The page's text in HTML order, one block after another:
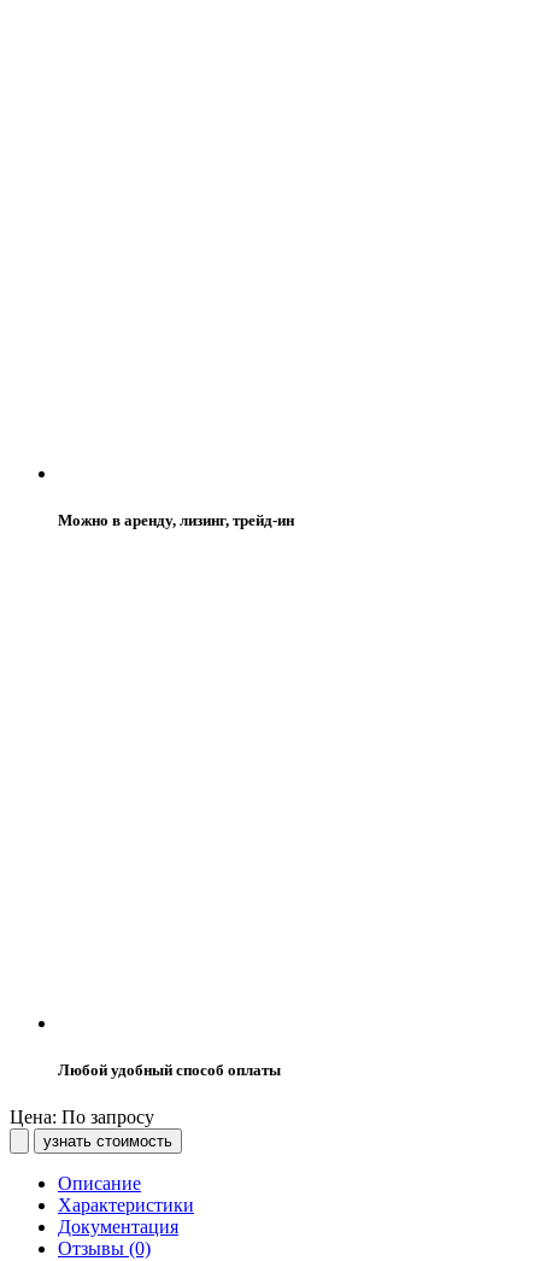
Можно в аренду, лизинг, трейд-ин
Любой удобный способ оплаты
Цена: По запросу
узнать стоимость
Описание
Характеристики
Документация
Отзывы (0)